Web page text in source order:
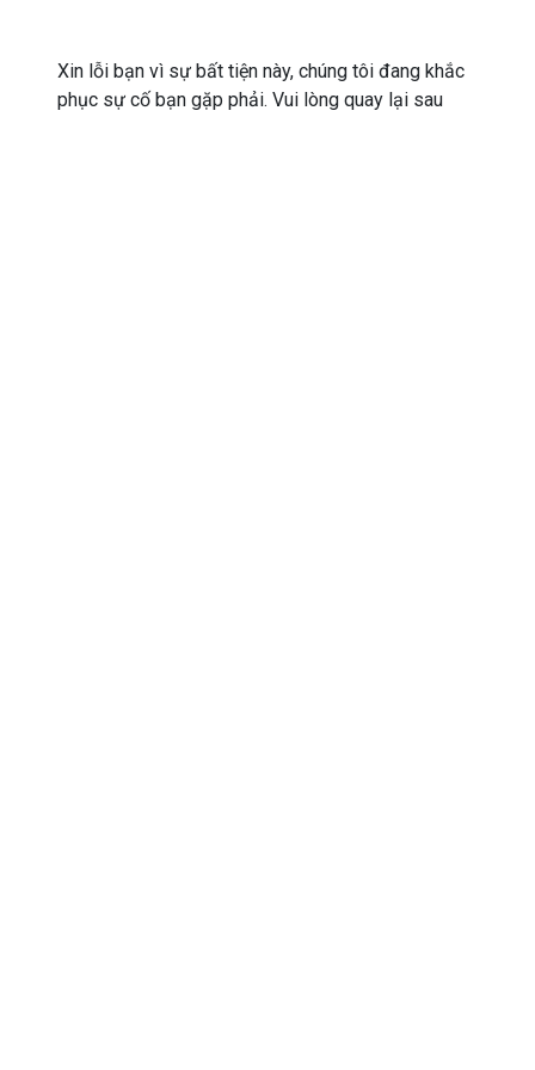
Xin lỗi bạn vì sự bất tiện này, chúng tôi đang khắc
phục sự cố bạn gặp phải. Vui lòng quay lại sau